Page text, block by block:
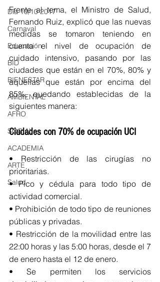
Día 10/10 2017
Carnaval
Educación
BID
BIENESTAR
AMBIENTAL
AFRO
SOCIAL
ACADEMIA
ARTE
Salud
Frente al tema, el Ministro de Salud,
Fernando Ruiz, explicó que las nuevas
medidas se tomaron teniendo en
cuenta el nivel de ocupación de
cuidado intensivo, pasando por las
ciudades que están en el 70%, 80% y
aquellas que están por encima del
85%, quedando establecidas de la
siguientes manera:
Ciudades con 70% de ocupación UCI
• Restricción de las cirugías no
prioritarias.
• Pico y cédula para todo tipo de
actividad comercial.
• Prohibición de todo tipo de reuniones
públicas y privadas.
• Restricción de la movilidad entre las
22:00 horas y las 5:00 horas, desde el 7
de enero hasta el 12 de enero.
• Se permiten los servicios